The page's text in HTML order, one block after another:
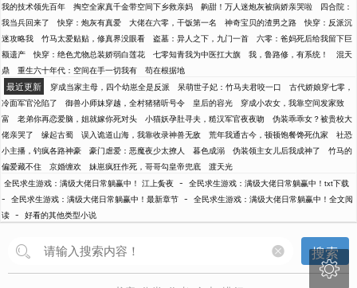
我的技术领先百年
掏空全家真千金带空间下乡救亲妈 齁甜！万人迷炮灰被病娇亲哭啦
四合院：
我当兵回来了
快穿：炮灰有真爱 大佬在六零，干饭第一名 神奇宝贝的渣男之路
快穿：反派沉
迷攻略我
竹马太爱贴贴，修真界没眼看 盗墓：异人之下，九门一首
六零：爸妈死后给我留下巨
额遗产
快穿：绝色尤物总装娇弱白莲花 七零知青我为中医扛大旗 我，鲁路修，有系统！
混天
鼎
重生六十年代：空间在手一切我有 苟在根据地
最近更新 穿成当家主母，四个幼崽全是反派 呆萌世子妃：竹马夫君咬一口
古代娇娘穿七零，
冷面军官沦陷了
御兽小师妹穿越，全村猪猪听号令 皇后的容光
穿成小农女，我靠空间发家致
富
老弟你再恋爱脑，姐就嫁你死对头 小猫妖孕肚寻夫，糙汉军官夜夜吻
伪装乖乖女？被贵校大
佬亲哭了
缘起古蜀 误入诡道山海，我靠收录神兽无敌 荒年我通古今，顿顿饱餐馋死仇家
社恐
小主播，钓疯各路神豪
豪门虐爱：恶魔夜少太撩人 暮色成溺 伪装领主女儿后我成神了
竹马的
偏爱藏不住
京婚缠欢 妹崽疯狂作死，哥哥勾皇帝兜底
渡天光
全民求生游戏：满级大佬日常躺赢中！ 江上夤夜 - 全民求生游戏：满级大佬日常躺赢中！txt下载
- 全民求生游戏：满级大佬日常躺赢中！最新章节 - 全民求生游戏：满级大佬日常躺赢中！全文阅
读 - 好看的其他类型小说
搜索
